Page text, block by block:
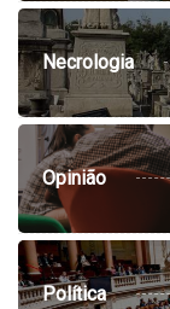
Necrologia
Opinião
Política